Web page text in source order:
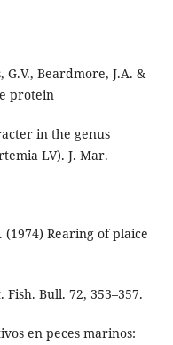
Beardmore, J.A. &
protein
in the genus
LV). J. Mar.
(1974) Rearing of plaice
Bull. 72, 353–357.
en peces marinos: